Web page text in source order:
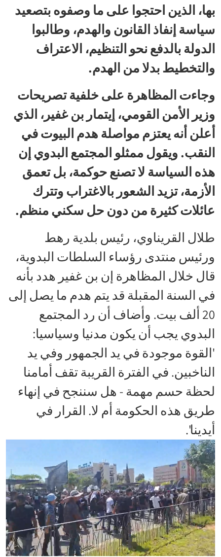
بها، الذين احتجوا على ما وصفوه بتصعيد
سياسة إنفاذ القانون والهدم، وطالبوا
الدولة بالدفع نحو التنظيم، الاعتراف
والتخطيط بدلا من الهدم.
وجاءت المظاهرة على خلفية تصريحات
وزير الأمن القومي، إيتمار بن غفير، الذي
أعلن أنه يعتزم مواصلة هدم البيوت في
النقب. ويقول ممثلو المجتمع البدوي إن
هذه السياسة لا تصنع حوكمة، بل تعمق
الأزمة، تزيد الشعور بالاغتراب وتترك
عائلات كثيرة من دون حل سكني منظم.
طلال القريناوي، رئيس بلدية رهط
ورئيس منتدى رؤساء السلطات البدوية،
قال خلال المظاهرة إن بن غفير هدد بأنه
في السنة المقبلة قد يتم هدم ما يصل إلى
20 ألف بيت. وأضاف أن رد المجتمع
البدوي يجب أن يكون مدنيا وسياسيا:
'القوة موجودة في يد الجمهور وفي يد
الناخبين. في الفترة القريبة تقف أمامنا
لحظة حسم مهمة - هل سننجح في إنهاء
طريق هذه الحكومة أم لا. القرار في
أيدينا'.